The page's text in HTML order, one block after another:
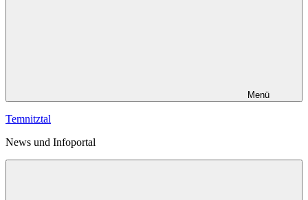
Menü
Temnitztal
News und Infoportal